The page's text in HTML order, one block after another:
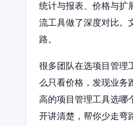
统计与报表、价格与
流工具做了深度对比。
路。
很多团队在选项目管理
么只看价格，发现业务
高的项目管理工具选哪
开讲清楚，帮你少走弯